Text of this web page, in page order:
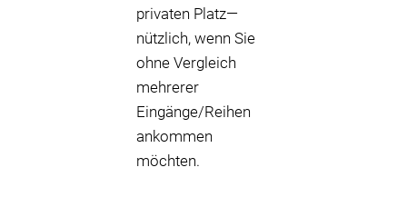
privaten Platz—
nützlich, wenn Sie
ohne Vergleich
mehrerer
Eingänge/Reihen
ankommen
möchten.